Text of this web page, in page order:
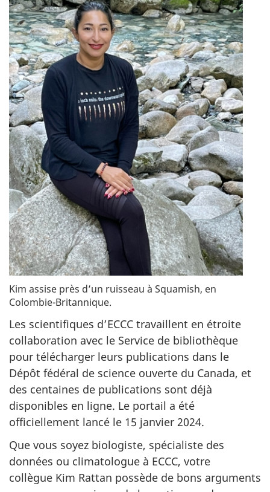
Kim assise près d’un ruisseau à Squamish, en
Colombie-Britannique.
Les scientifiques d’ECCC travaillent en étroite
collaboration avec le Service de bibliothèque
pour télécharger leurs publications dans le
Dépôt fédéral de science ouverte du Canada, et
des centaines de publications sont déjà
disponibles en ligne. Le portail a été
officiellement lancé le 15 janvier 2024.
Que vous soyez biologiste, spécialiste des
données ou climatologue à ECCC, votre
collègue Kim Rattan possède de bons arguments